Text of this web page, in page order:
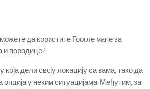
да користите Гоогле мапе за
и породице?
дели своју локацију са вама, тако да
опција у неким ситуацијама. Међутим, за